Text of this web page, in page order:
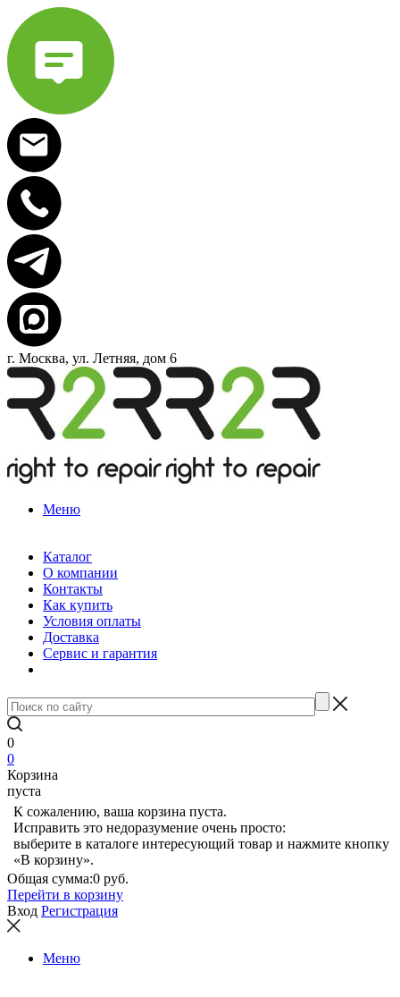
г. Москва, ул. Летняя, дом 6
Меню
Каталог
О компании
Контакты
Как купить
Условия оплаты
Доставка
Сервис и гарантия
0
0
Корзина
пуста
К сожалению, ваша корзина пуста.
Исправить это недоразумение очень просто:
выберите в каталоге интересующий товар и нажмите кнопку
«В корзину».
Общая сумма:0 руб.
Перейти в корзину
Вход Регистрация
Меню